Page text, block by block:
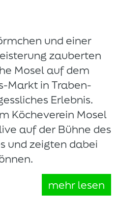
und einer
zauberten
Mosel auf dem
Markt in Traben-
Erlebnis.
Köcheverein Mosel
auf der Bühne des
und zeigten dabei
mehr lesen